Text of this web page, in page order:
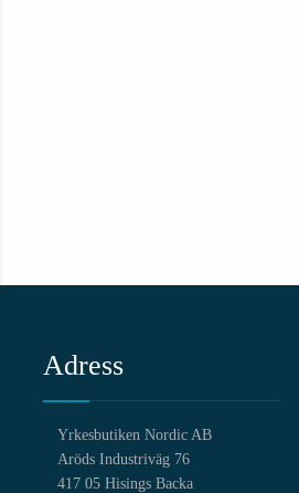
Adress
Yrkesbutiken Nordic AB
Aröds Industriväg 76
417 05 Hisings Backa